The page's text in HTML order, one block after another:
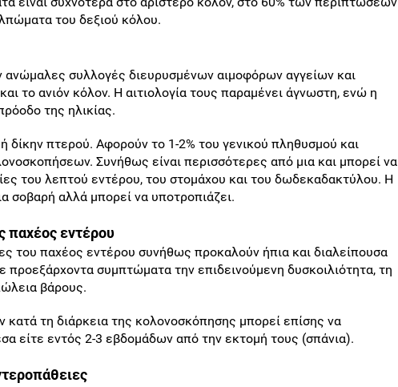
του δεξιού κόλου.
ανώμαλες συλλογές διευρυσμένων αιμοφόρων αγγείων και
το ανιόν κόλον. Η αιτιολογία τους παραμένει άγνωστη, ενώ η
της ηλικίας.
ή δίκην πτερού. Αφορούν το 1-2% του γενικού πληθυσμού και
Συνήθως είναι περισσότερες από μια και μπορεί να
του λεπτού εντέρου, του στομάχου και του δωδεκαδακτύλου. Η
σοβαρή αλλά μπορεί να υποτροπιάζει.
παχέος εντέρου
του παχέος εντέρου συνήθως προκαλούν ήπια και διαλείπουσα
συμπτώματα την επιδεινούμενη δυσκοιλιότητα, τη
βάρους.
τη διάρκεια της κολονοσκόπησης μπορεί επίσης να
είτε εντός 2-3 εβδομάδων από την εκτομή τους (σπάνια).